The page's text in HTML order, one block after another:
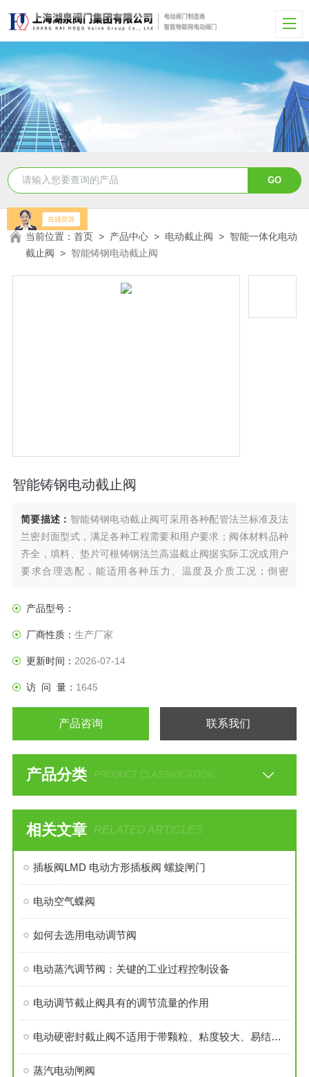
当前位置：首页 > 产品中心 > 电动截止阀 > 智能一体化电动
截止阀 > 智能铸钢电动截止阀
智能铸钢电动截止阀
简要描述： 智能铸钢电动截止阀可采用各种配管法兰标准及法
兰密封面型式，满足各种工程需要和用户要求；阀体材料品种
齐全，填料、垫片可根铸钢法兰高温截止阀据实际工况或用户
要求合理选配，能适用各种压力、温度及介质工况；倒密
产品型号：
厂商性质： 生产厂家
更新时间： 2026-07-14
访 问 量： 1645
产品咨询 联系我们
产品分类 PRODUCT CLASSIFICATION
相关文章 RELATED ARTICLES
插板阀LMD 电动方形插板阀 螺旋闸门
电动空气蝶阀
如何去选用电动调节阀
电动蒸汽调节阀：关键的工业过程控制设备
电动调节截止阀具有的调节流量的作用
电动硬密封截止阀不适用于带颗粒、粘度较大、易结焦的介质
蒸汽电动闸阀